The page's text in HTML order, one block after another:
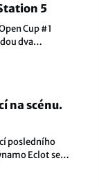
5
Cup #1
dva
na scénu.
posledního
Eclot se